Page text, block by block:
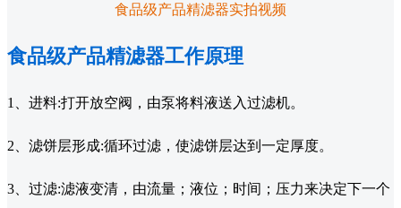
食品级产品精滤器实拍视频
食品级产品精滤器工作原理
1、进料:打开放空阀，由泵将料液送入过滤机。
2、滤饼层形成:循环过滤，使滤饼层达到一定厚度。
3、过滤:滤液变清，由流量；液位；时间；压力来决定下一个